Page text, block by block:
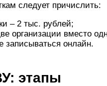
следует причислить:
– 2 тыс. рублей;
организации вместо
записываться онлайн.
этапы